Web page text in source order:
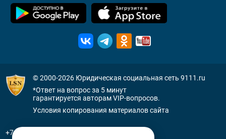
© 2000-2026 Юридическая социальная сеть 9111.ru
*Ответ на вопрос за 5 минут
гарантируется авторам VIP-вопросов.
Условия копирования материалов сайта
+7 (800) 505-91-11